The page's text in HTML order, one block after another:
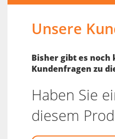
Unsere
Bisher gibt es noch
Kundenfragen zu
Haben Sie
diesem